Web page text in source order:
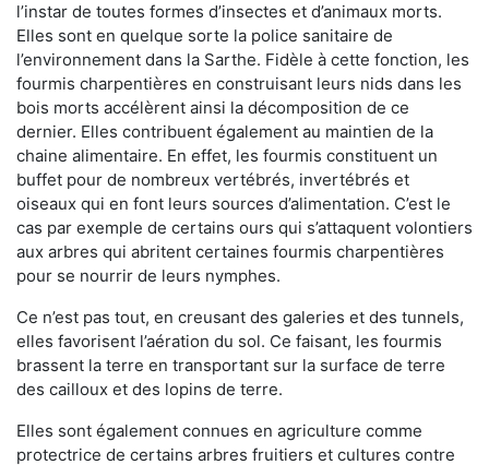
l’instar de toutes formes d’insectes et d’animaux morts.
Elles sont en quelque sorte la police sanitaire de
l’environnement dans la Sarthe. Fidèle à cette fonction, les
fourmis charpentières en construisant leurs nids dans les
bois morts accélèrent ainsi la décomposition de ce
dernier. Elles contribuent également au maintien de la
chaine alimentaire. En effet, les fourmis constituent un
buffet pour de nombreux vertébrés, invertébrés et
oiseaux qui en font leurs sources d’alimentation. C’est le
cas par exemple de certains ours qui s’attaquent volontiers
aux arbres qui abritent certaines fourmis charpentières
pour se nourrir de leurs nymphes.
Ce n’est pas tout, en creusant des galeries et des tunnels,
elles favorisent l’aération du sol. Ce faisant, les fourmis
brassent la terre en transportant sur la surface de terre
des cailloux et des lopins de terre.
Elles sont également connues en agriculture comme
protectrice de certains arbres fruitiers et cultures contre